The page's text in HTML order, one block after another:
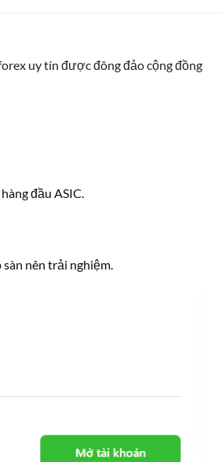
uy tín được đông đảo cộng đồng
đầu ASIC.
nên trải nghiệm.